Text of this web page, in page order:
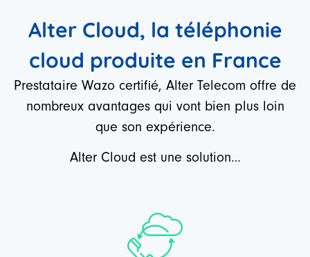
Alter Cloud, la téléphonie
cloud produite en France
Prestataire Wazo certifié, Alter Telecom offre de
nombreux avantages qui vont bien plus loin
que son expérience.
Alter Cloud est une solution…